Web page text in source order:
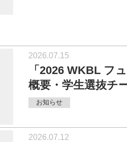
2026.07.15
「2026 WKBL フ
概要・学生選抜チ
お知らせ
2026.07.12